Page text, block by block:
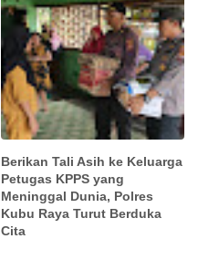
Berikan Tali Asih ke Keluarga
Petugas KPPS yang
Meninggal Dunia, Polres
Kubu Raya Turut Berduka
Cita